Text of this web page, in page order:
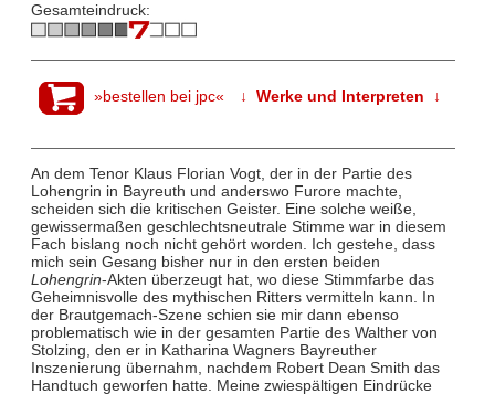
Gesamteindruck:
»bestellen bei jpc« ↓ Werke und Interpreten ↓
An dem Tenor Klaus Florian Vogt, der in der Partie des
Lohengrin in Bayreuth und anderswo Furore machte,
scheiden sich die kritischen Geister. Eine solche weiße,
gewissermaßen geschlechtsneutrale Stimme war in diesem
Fach bislang noch nicht gehört worden. Ich gestehe, dass
mich sein Gesang bisher nur in den ersten beiden
Lohengrin-Akten überzeugt hat, wo diese Stimmfarbe das
Geheimnisvolle des mythischen Ritters vermitteln kann. In
der Brautgemach-Szene schien sie mir dann ebenso
problematisch wie in der gesamten Partie des Walther von
Stolzing, den er in Katharina Wagners Bayreuther
Inszenierung übernahm, nachdem Robert Dean Smith das
Handtuch geworfen hatte. Meine zwiespältigen Eindrücke